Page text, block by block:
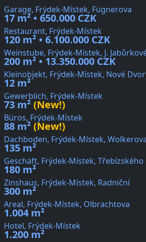
Garage, Frýdek-Místek, Fügnerova
17 m² • 650.000 CZK
Restaurant, Frýdek-Místek
120 m² • 6.100.000 CZK
Weinstube, Frýdek-Místek, J.
200 m² • 13.350.000 CZK
Kleinobjekt, Frýdek-Místek, Nové
12 m²
Gewerblich, Frýdek-Místek
73 m² (New!)
Büros, Frýdek-Místek
88 m² (New!)
Dachboden, Frýdek-Místek,
135 m²
Geschäft, Frýdek-Místek, Třebízského
180 m²
Zinshaus, Frýdek-Místek, Radniční
300 m²
Areal, Frýdek-Místek, Olbrachtova
1.004 m²
Hotel, Frýdek-Místek
1.200 m²